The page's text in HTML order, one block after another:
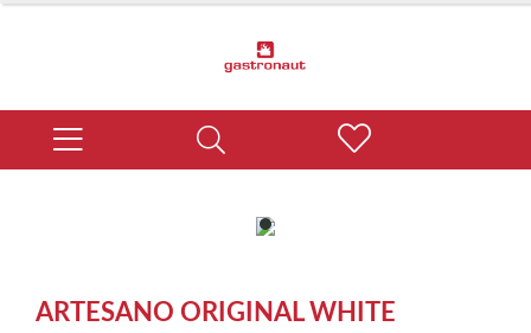
item
of
ARTESANO ORIGINAL WHITE